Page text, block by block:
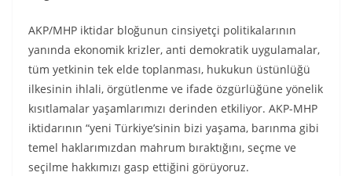
AKP/MHP iktidar bloğunun cinsiyetçi politikalarının
yanında ekonomik krizler, anti demokratik uygulamalar,
tüm yetkinin tek elde toplanması, hukukun üstünlüğü
ilkesinin ihlali, örgütlenme ve ifade özgürlüğüne yönelik
kısıtlamalar yaşamlarımızı derinden etkiliyor. AKP-MHP
iktidarının “yeni Türkiye’sinin bizi yaşama, barınma gibi
temel haklarımızdan mahrum bıraktığını, seçme ve
seçilme hakkımızı gasp ettiğini görüyoruz.